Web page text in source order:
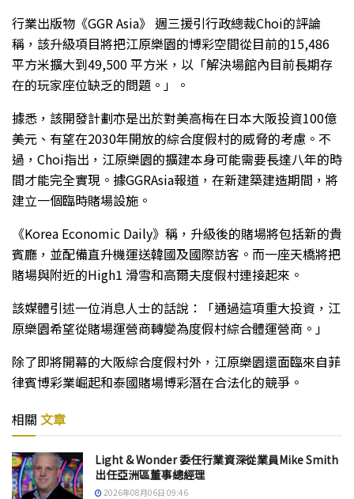
行業出版物《GGR Asia》 週三援引行政總裁Choi的評論
稱，該升級項目將把江原樂園的博彩空間從目前的15,486
平方米擴大到49,500 平方米，以「解決場館內目前長期存
在的玩家座位缺乏的問題。」。
據悉，該開發計劃亦是出於對美高梅在日本大阪投資100億
美元、有望在2030年開放的綜合度假村的威脅的考慮。不
過，Choi指出，江原樂園的擴建本身可能需要長達八年的時
間才能完全實現。據GGRAsia報道，在新建築建造期間，將
建立一個臨時賭場設施。
《Korea Economic Daily》稱，升級後的賭場將包括新的貴
賓廳，並配備直升機運送韓國及國際訪客。而一座天橋將把
賭場與附近的High1 滑雪和高爾夫度假村連接起來。
該媒體引述一位消息人士的話說：「通過這項重大投資，江
原樂園希望從賭場運營商轉變為度假村綜合體運營商。」
除了即將開幕的大阪綜合度假村外，江原樂園還面臨來自菲
律賓博彩業崛起和泰國賭場博彩潛在合法化的競爭。
相關 文章
Light & Wonder 委任行業資深從業員Mike Smith
出任亞洲區董事總經理
2026年08月06日 09:46